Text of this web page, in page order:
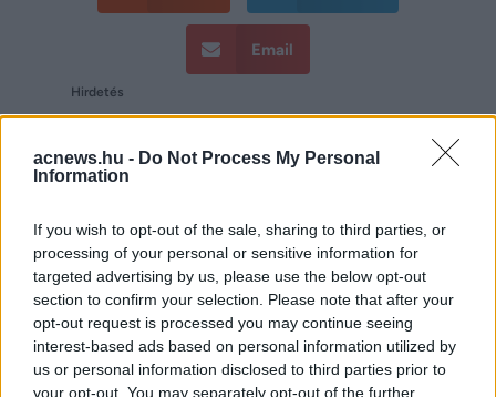
acnews.hu - Do Not Process My Personal
Information
If you wish to opt-out of the sale, sharing to third parties, or
processing of your personal or sensitive information for
targeted advertising by us, please use the below opt-out
section to confirm your selection. Please note that after your
opt-out request is processed you may continue seeing
interest-based ads based on personal information utilized by
us or personal information disclosed to third parties prior to
your opt-out. You may separately opt-out of the further
Email
Hirdetés